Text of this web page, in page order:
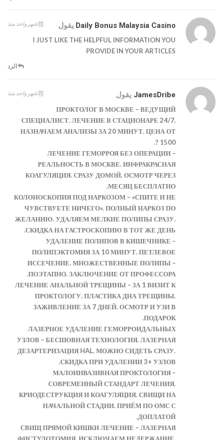
Daily Bonus Malaysia Casino يقول شهر واحد منذ
I JUST LIKE THE HELPFUL INFORMATION YOU
PROVIDE IN YOUR ARTICLES
الرد
JamesDribe يقول شهر واحد منذ
ПРОКТОЛОГ В МОСКВЕ – ВЕДУЩИЙ
СПЕЦИАЛИСТ. ЛЕЧЕНИЕ В СТАЦИОНАРЕ 24/7.
НАЗНАЧАЕМ АНАЛИЗЫ ЗА 20 МИНУТ. ЦЕНА ОТ
1500 ?.
ЛЕЧЕНИЕ ГЕМОРРОЯ БЕЗ ОПЕРАЦИИ –
РЕАЛЬНОСТЬ В МОСКВЕ. ИНФРАКРАСНАЯ
КОАГУЛЯЦИЯ. СРАЗУ ДОМОЙ. ОСМОТР ЧЕРЕЗ
МЕСЯЦ БЕСПЛАТНО.
КОЛОНОСКОПИЯ ПОД НАРКОЗОМ – «СПИТЕ И НЕ
ЧУВСТВУЕТЕ НИЧЕГО». ПОЛНЫЙ НАРКОЗ ПО
ЖЕЛАНИЮ. УДАЛЯЕМ МЕЛКИЕ ПОЛИПЫ СРАЗУ.
СКИДКА НА ГАСТРОСКОПИЮ В ТОТ ЖЕ ДЕНЬ.
УДАЛЕНИЕ ПОЛИПОВ В КИШЕЧНИКЕ –
ПОЛИПЭКТОМИЯ ЗА 10 МИНУТ. ПЕТЛЕВОЕ
ИССЕЧЕНИЕ. МНОЖЕСТВЕННЫЕ ПОЛИПЫ –
ПОЭТАПНО. ЗАКЛЮЧЕНИЕ ОТ ПРОФЕССОРА.
ЛЕЧЕНИЕ АНАЛЬНОЙ ТРЕЩИНЫ – ЗА 1 ВИЗИТ К
ПРОКТОЛОГУ. ПЛАСТИКА ДНА ТРЕЩИНЫ.
ЗАЖИВЛЕНИЕ ЗА 7 ДНЕЙ. ОСМОТР И УЗИ В
ПОДАРОК.
ЛАЗЕРНОЕ УДАЛЕНИЕ ГЕМОРРОИДАЛЬНЫХ
УЗЛОВ – БЕСШОВНАЯ ТЕХНОЛОГИЯ. ЛАЗЕРНАЯ
ДЕЗАРТЕРИЗАЦИЯ HAL. МОЖНО СИДЕТЬ СРАЗУ.
СКИДКА ПРИ УДАЛЕНИИ 3+ УЗЛОВ.
МАЛОИНВАЗИВНАЯ ПРОКТОЛОГИЯ –
СОВРЕМЕННЫЙ СТАНДАРТ ЛЕЧЕНИЯ.
КРИОДЕСТРУКЦИЯ И КОАГУЛЯЦИЯ. СВИЩИ НА
НАЧАЛЬНОЙ СТАДИИ. ПРИЁМ ПО ОМС С
ДОПЛАТОЙ.
СВИЩ ПРЯМОЙ КИШКИ ЛЕЧЕНИЕ – ЛАЗЕРНАЯ
ФИСТУЛОТОМИЯ. ИСКЛЮЧАЕМ НЕДЕРЖАНИЕ.